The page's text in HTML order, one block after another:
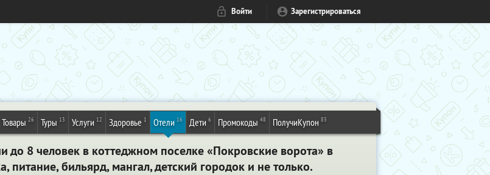
Войти Зарегистрироваться
Товары 26 Туры 13 Услуги 12 Здоровье 1 Отели 16 Дети 6 Промокоды 48 ПолучиКупон 83
до 8 человек в коттеджном поселке «Покровские ворота» в
питание, бильярд, мангал, детский городок и не только.